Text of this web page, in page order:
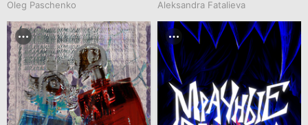
Oleg Paschenko Aleksandra Fatalieva